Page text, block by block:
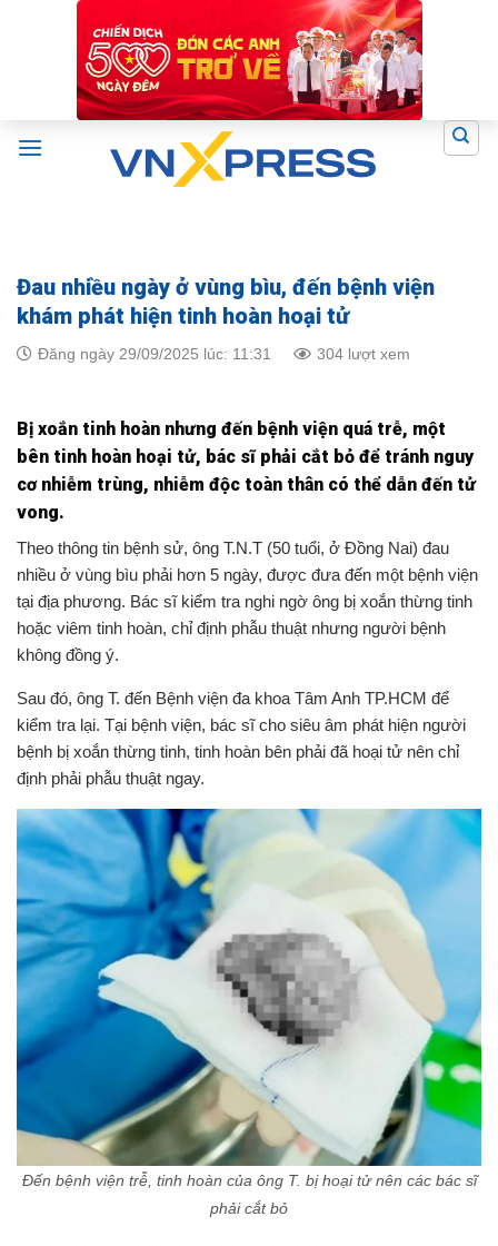
Đau nhiều ngày ở vùng bìu, đến bệnh viện
khám phát hiện tinh hoàn hoại tử
Đăng ngày 29/09/2025 lúc: 11:31 304 lượt xem
Bị xoắn tinh hoàn nhưng đến bệnh viện quá trễ, một
bên tinh hoàn hoại tử, bác sĩ phải cắt bỏ để tránh nguy
cơ nhiễm trùng, nhiễm độc toàn thân có thể dẫn đến tử
vong.
Theo thông tin bệnh sử, ông T.N.T (50 tuổi, ở Đồng Nai) đau
nhiều ở vùng bìu phải hơn 5 ngày, được đưa đến một bệnh viện
tại địa phương. Bác sĩ kiểm tra nghi ngờ ông bị xoắn thừng tinh
hoặc viêm tinh hoàn, chỉ định phẫu thuật nhưng người bệnh
không đồng ý.
Sau đó, ông T. đến Bệnh viện đa khoa Tâm Anh TP.HCM để
kiểm tra lại. Tại bệnh viện, bác sĩ cho siêu âm phát hiện người
bệnh bị xoắn thừng tinh, tinh hoàn bên phải đã hoại tử nên chỉ
định phải phẫu thuật ngay.
Đến bệnh viện trễ, tinh hoàn của ông T. bị hoại tử nên các bác sĩ
phải cắt bỏ